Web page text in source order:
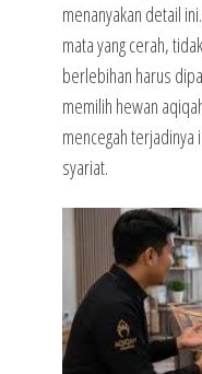
menanyakan detail
mata yang cerah,
berlebihan harus
memilih hewan
mencegah terjadinya
syariat.